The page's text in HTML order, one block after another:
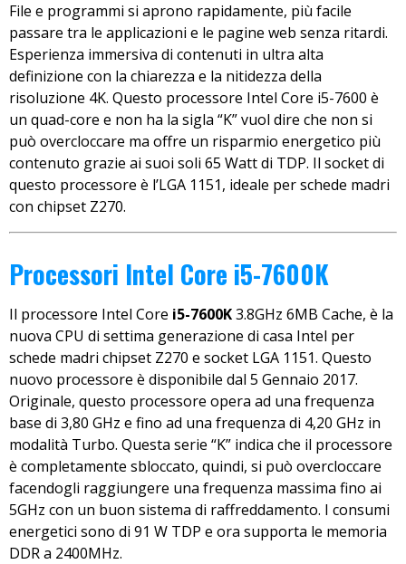
File e programmi si aprono rapidamente, più facile
passare tra le applicazioni e le pagine web senza ritardi.
Esperienza immersiva di contenuti in ultra alta
definizione con la chiarezza e la nitidezza della
risoluzione 4K. Questo processore Intel Core i5-7600 è
un quad-core e non ha la sigla “K” vuol dire che non si
può overcloccare ma offre un risparmio energetico più
contenuto grazie ai suoi soli 65 Watt di TDP. Il socket di
questo processore è l’LGA 1151, ideale per schede madri
con chipset Z270.
Processori Intel Core i5-7600K
Il processore Intel Core i5-7600K3.8GHz 6MB Cache, è la
nuova CPU di settima generazione di casa Intel per
schede madri chipset Z270 e socket LGA 1151. Questo
nuovo processore è disponibile dal 5 Gennaio 2017.
Originale, questo processore opera ad una frequenza
base di 3,80 GHz e fino ad una frequenza di 4,20 GHz in
modalità Turbo. Questa serie “K” indica che il processore
è completamente sbloccato, quindi, si può overcloccare
facendogli raggiungere una frequenza massima fino ai
5GHz con un buon sistema di raffreddamento. I consumi
energetici sono di 91 W TDP e ora supporta le memoria
DDR a 2400MHz.